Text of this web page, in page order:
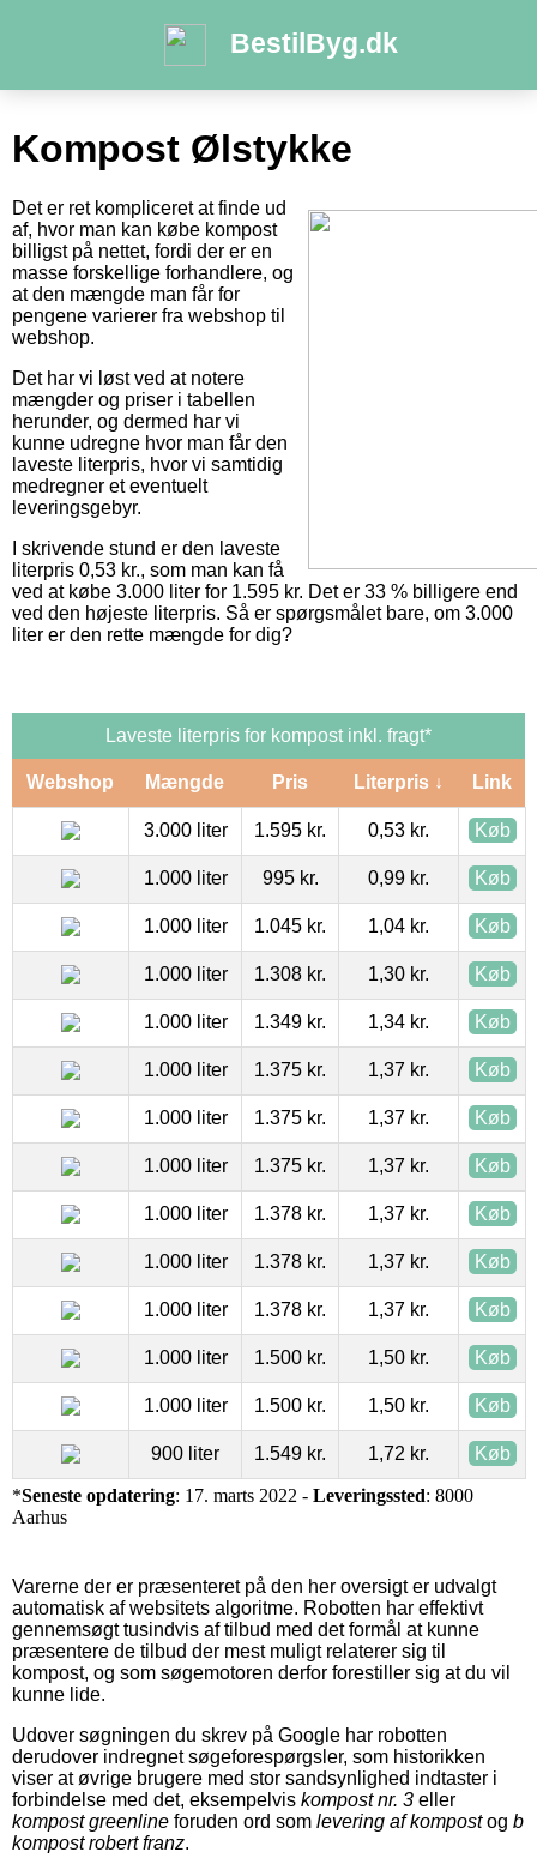
BestilByg.dk
Kompost Ølstykke
Det er ret kompliceret at finde ud
af, hvor man kan købe kompost
billigst på nettet, fordi der er en
masse forskellige forhandlere, og
at den mængde man får for
pengene varierer fra webshop til
webshop.
Det har vi løst ved at notere
mængder og priser i tabellen
herunder, og dermed har vi
kunne udregne hvor man får den
laveste literpris, hvor vi samtidig
medregner et eventuelt
leveringsgebyr.
I skrivende stund er den laveste
literpris 0,53 kr., som man kan få
ved at købe 3.000 liter for 1.595 kr. Det er 33 % billigere end
ved den højeste literpris. Så er spørgsmålet bare, om 3.000
liter er den rette mængde for dig?
Laveste literpris for kompost inkl. fragt*
Webshop Mængde Pris Literpris ↓ Link
3.000 liter 1.595 kr. 0,53 kr. Køb
1.000 liter 995 kr. 0,99 kr. Køb
1.000 liter 1.045 kr. 1,04 kr. Køb
1.000 liter 1.308 kr. 1,30 kr. Køb
1.000 liter 1.349 kr. 1,34 kr. Køb
1.000 liter 1.375 kr. 1,37 kr. Køb
1.000 liter 1.375 kr. 1,37 kr. Køb
1.000 liter 1.375 kr. 1,37 kr. Køb
1.000 liter 1.378 kr. 1,37 kr. Køb
1.000 liter 1.378 kr. 1,37 kr. Køb
1.000 liter 1.378 kr. 1,37 kr. Køb
1.000 liter 1.500 kr. 1,50 kr. Køb
1.000 liter 1.500 kr. 1,50 kr. Køb
900 liter 1.549 kr. 1,72 kr. Køb
*Seneste opdatering: 17. marts 2022 - Leveringssted: 8000
Aarhus
Varerne der er præsenteret på den her oversigt er udvalgt
automatisk af websitets algoritme. Robotten har effektivt
gennemsøgt tusindvis af tilbud med det formål at kunne
præsentere de tilbud der mest muligt relaterer sig til
kompost, og som søgemotoren derfor forestiller sig at du vil
kunne lide.
Udover søgningen du skrev på Google har robotten
derudover indregnet søgeforespørgsler, som historikken
viser at øvrige brugere med stor sandsynlighed indtaster i
forbindelse med det, eksempelvis kompost nr. 3 eller
kompost greenline foruden ord som levering af kompostog b
kompost robert franz.